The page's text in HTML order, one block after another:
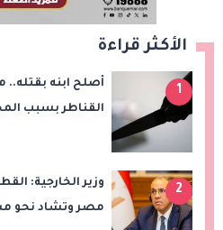
الأكثر قراءة
1
أصلح ابنه
القناطر بسبب
2
وزير الخارجية:
مصر وتشاد نحو